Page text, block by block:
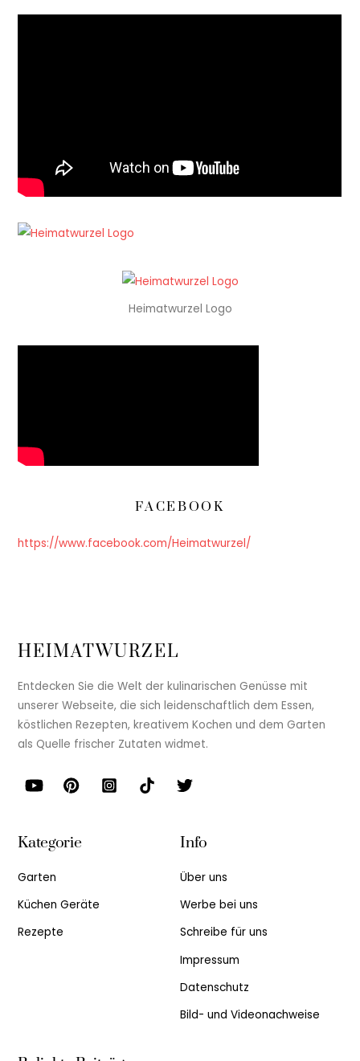
Heimatwurzel Logo
FACEBOOK
https://www.facebook.com/Heimatwurzel/
HEIMATWURZEL
Entdecken Sie die Welt der kulinarischen Genüsse mit
unserer Webseite, die sich leidenschaftlich dem Essen,
köstlichen Rezepten, kreativem Kochen und dem Garten
als Quelle frischer Zutaten widmet.
Kategorie
Garten
Küchen Geräte
Rezepte
Info
Über uns
Werbe bei uns
Schreibe für uns
Impressum
Datenschutz
Bild- und Videonachweise